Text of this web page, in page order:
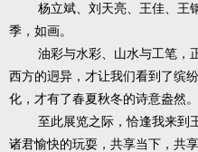
杨立斌、刘天亮、王佳、王钢
季，如画。
油彩与水彩、山水与工笔，正
西方的迵异，才让我们看到了缤
化，才有了春夏秋冬的诗意盎然。
至此展览之际，恰逢我来到王
诸君愉快的玩耍，共享当下，共享